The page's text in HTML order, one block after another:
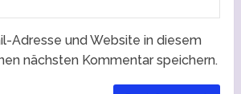
Adresse und Website in diesem
nächsten Kommentar speichern.